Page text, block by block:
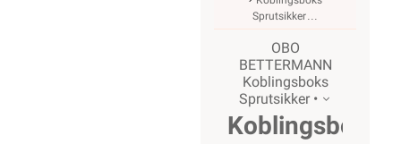
Sprutsikker
OBO
BETTERMANN
Koblingsboks
Sprutsikker •
Koblingsboks